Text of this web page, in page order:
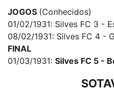
JOGOS (Conhecidos)
01/02/1931: Silves FC 3 -
08/02/1931: Silves FC 4 -
FINAL
01/03/1931: Silves FC 5 -